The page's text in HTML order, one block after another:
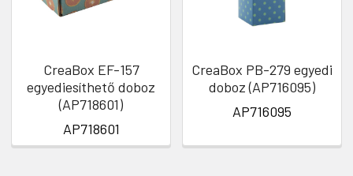
CreaBox EF-157
egyediesíthető doboz
(AP718601)
AP718601
CreaBox PB-279 egyedi
doboz (AP716095)
AP716095